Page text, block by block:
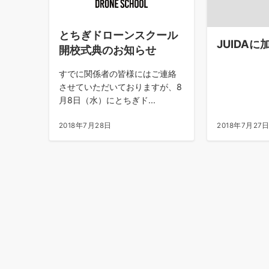
とちぎドローンスクール
開校式典のお知らせ
すでに関係者の皆様にはご連絡
させていただいておりますが、8
月8日（水）にとちぎド...
2018年7月28日
JUIDAに
2018年7月27日